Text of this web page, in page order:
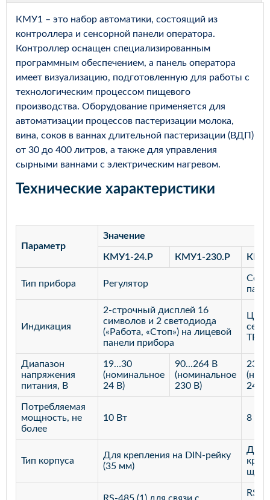
КМУ1 – это набор автоматики, состоящий из
контроллера и сенсорной панели оператора.
Контроллер оснащен специализированным
программным обеспечением, а панель оператора
имеет визуализацию, подготовленную для работы с
технологическим процессом пищевого
производства. Оборудование применяется для
автоматизации процессов пастеризации молока,
вина, соков в ваннах длительной пастеризации (ВДП)
от 30 до 400 литров, а также для управления
сырными ваннами с электрическим нагревом.
Технические характеристики
Параметр
Значение
КМУ1-24.Р КМУ1-230.Р
Тип прибора Регулятор
Индикация
2-строчный дисплей 16
символов и 2 светодиода
(«Работа, «Стоп») на лицевой
панели прибора
TFT
Диапазон
напряжения
питания, В
19…30
(номинальное
24 В)
90...264 В
(номинальное
230 В)
24 В)
Потребляемая
мощность, не
более
10 Вт 8 Вт
Тип корпуса
Для крепления на DIN-рейку
(35 мм)
Для
щит
RS-